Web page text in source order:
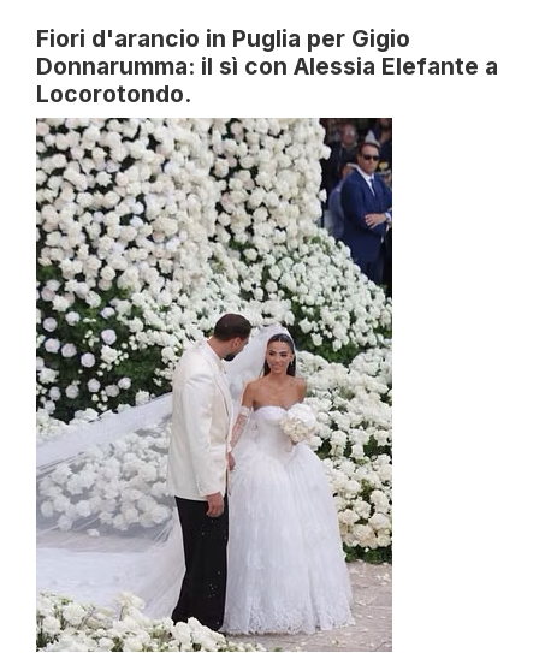
Fiori d'arancio in Puglia per Gigio
Donnarumma: il sì con Alessia Elefante a
Locorotondo.